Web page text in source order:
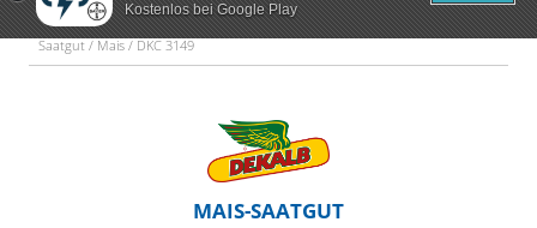
Kostenlos bei Google Play
Saatgut / Mais / DKC 3149
MAIS-SAATGUT